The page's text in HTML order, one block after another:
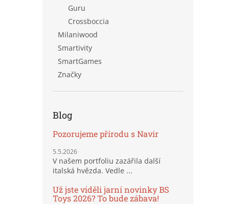
Guru
Crossboccia
Milaniwood
Smartivity
SmartGames
Značky
Blog
Pozorujeme přírodu s Navir
5.5.2026
V našem portfoliu zazářila další
italská hvězda. Vedle ...
Už jste viděli jarní novinky BS
Toys 2026? To bude zábava!